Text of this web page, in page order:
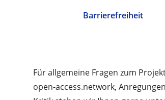
Barrierefreiheit
Für allgemeine Fragen zum
open-access.network,